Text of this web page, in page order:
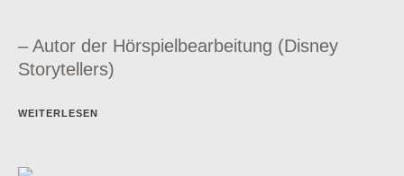
– Autor der Hörspielbearbeitung (Disney
Storytellers)
WEITERLESEN